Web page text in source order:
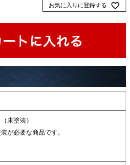
お気に入りに登録する
未塗装）
が必要な商品です。